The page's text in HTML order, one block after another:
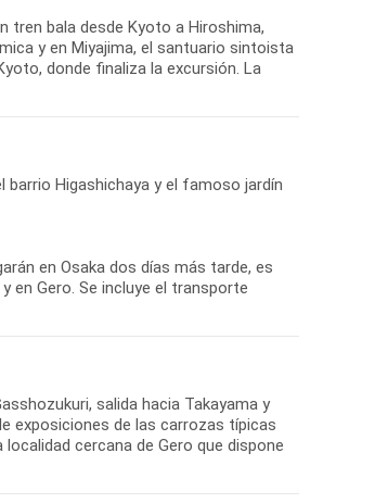
tren bala desde Kyoto a Hiroshima,
y en Miyajima, el santuario sintoista
donde finaliza la excursión. La
barrio Higashichaya y el famoso jardín
en Osaka dos días más tarde, es
en Gero. Se incluye el transporte
salida hacia Takayama y
exposiciones de las carrozas típicas
cercana de Gero que dispone